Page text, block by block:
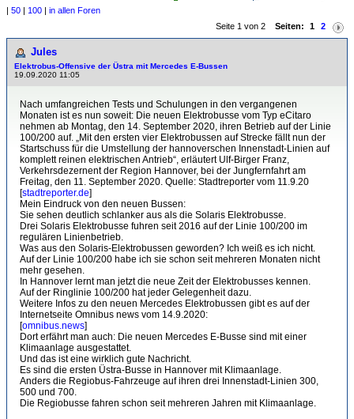
| 50 | 100 | in allen Foren
Seite 1 von 2 Seiten: 1 2
Jules
Elektrobus-Offensive der Üstra mit Mercedes E-Bussen
19.09.2020 11:05
Nach umfangreichen Tests und Schulungen in den vergangenen
Monaten ist es nun soweit: Die neuen Elektrobusse vom Typ eCitaro
nehmen ab Montag, den 14. September 2020, ihren Betrieb auf der Linie
100/200 auf. „Mit den ersten vier Elektrobussen auf Strecke fällt nun der
Startschuss für die Umstellung der hannoverschen Innenstadt-Linien auf
komplett reinen elektrischen Antrieb“, erläutert Ulf-Birger Franz,
Verkehrsdezernent der Region Hannover, bei der Jungfernfahrt am
Freitag, den 11. September 2020. Quelle: Stadtreporter vom 11.9.20
[stadtreporter.de]
Mein Eindruck von den neuen Bussen:
Sie sehen deutlich schlanker aus als die Solaris Elektrobusse.
Drei Solaris Elektrobusse fuhren seit 2016 auf der Linie 100/200 im
regulären Linienbetrieb.
Was aus den Solaris-Elektrobussen geworden? Ich weiß es ich nicht.
Auf der Linie 100/200 habe ich sie schon seit mehreren Monaten nicht
mehr gesehen.
In Hannover lernt man jetzt die neue Zeit der Elektrobusses kennen.
Auf der Ringlinie 100/200 hat jeder Gelegenheit dazu.
Weitere Infos zu den neuen Mercedes Elektrobussen gibt es auf der
Internetseite Omnibus news vom 14.9.2020:
[omnibus.news]
Dort erfährt man auch: Die neuen Mercedes E-Busse sind mit einer
Klimaanlage ausgestattet.
Und das ist eine wirklich gute Nachricht.
Es sind die ersten Üstra-Busse in Hannover mit Klimaanlage.
Anders die Regiobus-Fahrzeuge auf ihren drei Innenstadt-Linien 300,
500 und 700.
Die Regiobusse fahren schon seit mehreren Jahren mit Klimaanlage.